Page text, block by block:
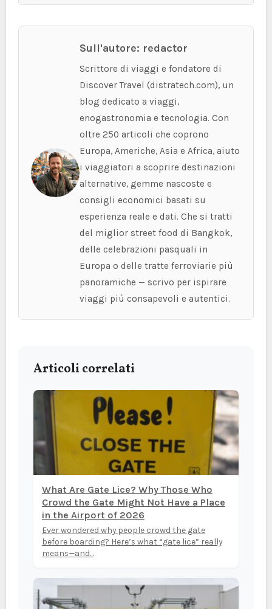
Sull'autore: redactor
Scrittore di viaggi e fondatore di
Discover Travel (distratech.com), un
blog dedicato a viaggi,
enogastronomia e tecnologia. Con
oltre 250 articoli che coprono
Europa, Americhe, Asia e Africa, aiuto
i viaggiatori a scoprire destinazioni
alternative, gemme nascoste e
consigli economici basati su
esperienza reale e dati. Che si tratti
del miglior street food di Bangkok,
delle celebrazioni pasquali in
Europa o delle tratte ferroviarie più
panoramiche — scrivo per ispirare
viaggi più consapevoli e autentici.
Articoli correlati
What Are Gate Lice? Why Those Who
Crowd the Gate Might Not Have a Place
in the Airport of 2026
Ever wondered why people crowd the gate
before boarding? Here’s what “gate lice” really
means—and...